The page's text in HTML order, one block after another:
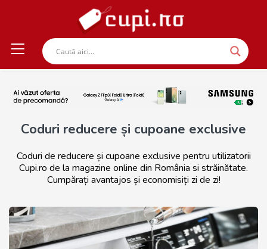
Coduri reducere și cupoane exclusive
Coduri de reducere și cupoane exclusive pentru utilizatorii
Cupi.ro de la magazine online din România si străinătate.
Cumpărați avantajos și economisiți zi de zi!